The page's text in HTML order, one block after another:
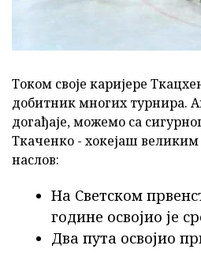
Током своје каријере
добитник многих турнира.
догађаје, можемо са
Ткаченко - хокејаш
наслов:
На Светском
године освојио је
Два пута освојио